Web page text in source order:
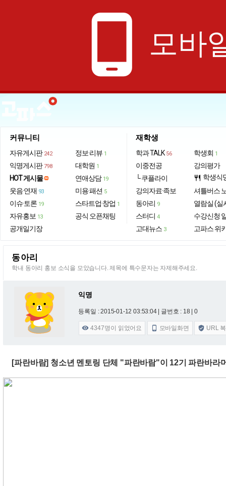
phone_android 모바
커뮤니티
자유게시판 242
익명게시판 798
HOT 게시물
웃음·연재 93
이슈·토론 19
자유홍보 13
공개일기장
정보·리뷰 1
대학원 1
연애상담 19
미용·패션 5
스타트업·창업 1
공식 오픈채팅
재학생
학과 TALK 56
이중전공
└ 쿠플라이
강의자료·족보
동아리 9
스터디 4
고대뉴스 3
학생회 1
강의평가
restaurant 학생식
셔틀버스
열람실 (실
수강신청
고파스 위
동아리
학내 동아리 홍보 소식을 모았습니다. 제목에 특수문자는 자제해주세요.
익명
등록일 : 2015-01-12 03:53:04 | 글번호 : 18 | 0
 4347명이 읽었어요  모바일화면  URL
[파란바람] 청소년 멘토링 단체 "파란바람"이 12기 파란바라